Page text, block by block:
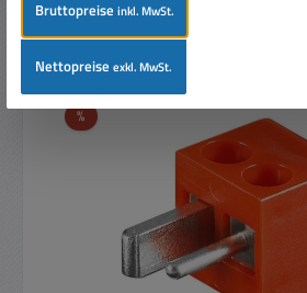
Produktgalerie überspringen
Ähnliche Artikel
%Rabatt
Bruttopreiseinkl. MwSt.
Nettopreiseexkl. MwSt.